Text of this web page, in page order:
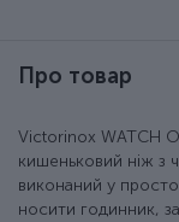
Про товар
Victorinox WATCH
кишеньковий ніж з
виконаний у
носити годинник,